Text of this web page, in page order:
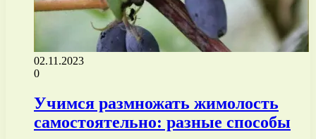
02.11.2023
0
Учимся размножать жимолость
самостоятельно: разные способы